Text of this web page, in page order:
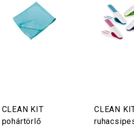
CLEAN KIT
pohártörlő
CLEAN